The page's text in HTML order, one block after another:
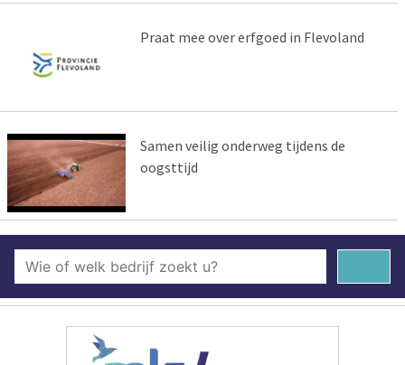
Praat mee over erfgoed in Flevoland
Samen veilig onderweg tijdens de
oogsttijd